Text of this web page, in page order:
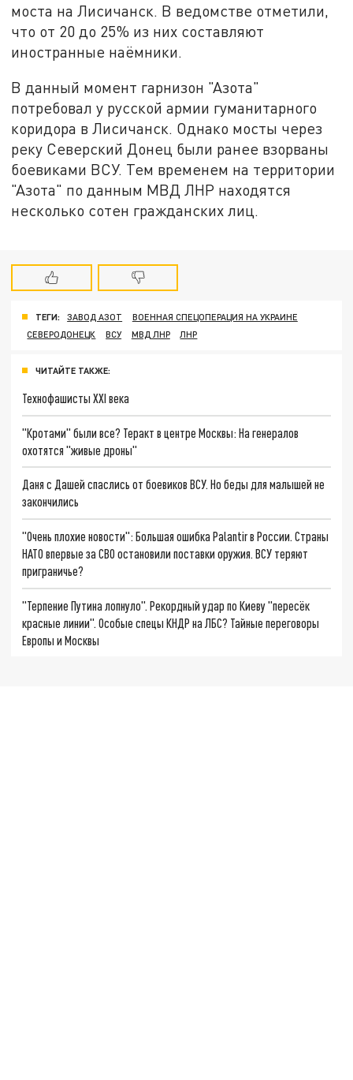
моста на Лисичанск. В ведомстве отметили,
что от 20 до 25% из них составляют
иностранные наёмники.
В данный момент гарнизон "Азота"
потребовал у русской армии гуманитарного
коридора в Лисичанск. Однако мосты через
реку Северский Донец были ранее взорваны
боевиками ВСУ. Тем временем на территории
"Азота" по данным МВД ЛНР находятся
несколько сотен гражданских лиц.
ТЕГИ: ЗАВОД АЗОТ
ВОЕННАЯ СПЕЦОПЕРАЦИЯ НА УКРАИНЕ
СЕВЕРОДОНЕЦК
ВСУ МВД ЛНР ЛНР
ЧИТАЙТЕ ТАКЖЕ:
Технофашисты XXI века
"Кротами" были все? Теракт в центре Москвы: На генералов
охотятся "живые дроны"
Даня с Дашей спаслись от боевиков ВСУ. Но беды для малышей не
закончились
"Очень плохие новости": Большая ошибка Palantir в России. Страны
НАТО впервые за СВО остановили поставки оружия. ВСУ теряют
приграничье?
"Терпение Путина лопнуло". Рекордный удар по Киеву "пересёк
красные линии". Особые спецы КНДР на ЛБС? Тайные переговоры
Европы и Москвы